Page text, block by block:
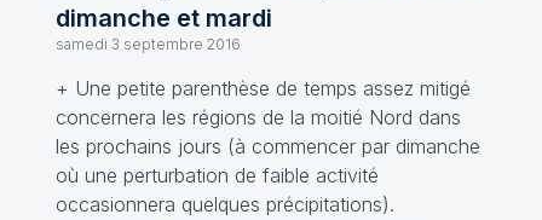
dimanche et mardi
samedi 3 septembre 2016
+ Une petite parenthèse de temps assez mitigé
concernera les régions de la moitié Nord dans
les prochains jours (à commencer par dimanche
où une perturbation de faible activité
occasionnera quelques précipitations).